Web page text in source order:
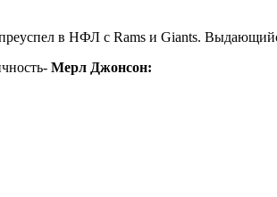
в НФЛ с Rams и Giants.
Мерл Джонсон: